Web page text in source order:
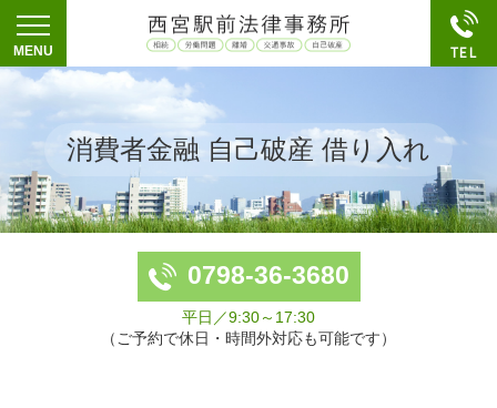
消費者金融 自己破産 借り入れ
0798-36-3680
平日／9:30～17:30
（ご予約で休日・時間外対応も可能です）